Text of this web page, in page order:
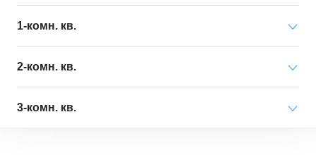
Минимальная цена от 12 487 000 ₽
1-комн. кв.
Минимальная цена от 15 734 000 ₽
2-комн. кв.
Минимальная цена от 20 410 000 ₽
3-комн. кв.